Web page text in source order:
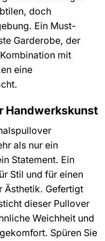
doch
Ein Must-
Garderobe, der
mit
eine
Handwerkskunst
als nur ein
Statement. Ein
Stil und für einen
Ästhetik. Gefertigt
dieser Pullover
Weichheit und
Spüren Sie